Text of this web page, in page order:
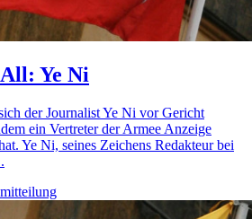
Ye Ni
der Journalist Ye Ni vor Gericht
ein Vertreter der Armee Anzeige
Ye Ni, seines Zeichens Redakteur bei